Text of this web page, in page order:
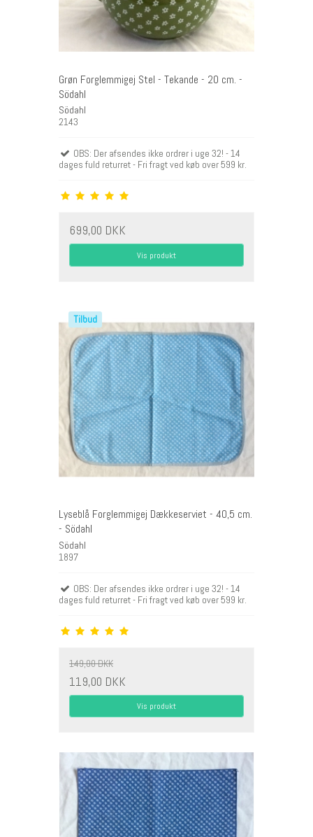
Grøn Forglemmigej Stel - Tekande - 20 cm. -
Södahl
Södahl
2143
OBS: Der afsendes ikke ordrer i uge 32! - 14
dages fuld returret - Fri fragt ved køb over 599 kr.
699,00 DKK
Vis produkt
Tilbud
Lyseblå Forglemmigej Dækkeserviet - 40,5 cm.
- Södahl
Södahl
1897
OBS: Der afsendes ikke ordrer i uge 32! - 14
dages fuld returret - Fri fragt ved køb over 599 kr.
149,00 DKK
119,00 DKK
Vis produkt